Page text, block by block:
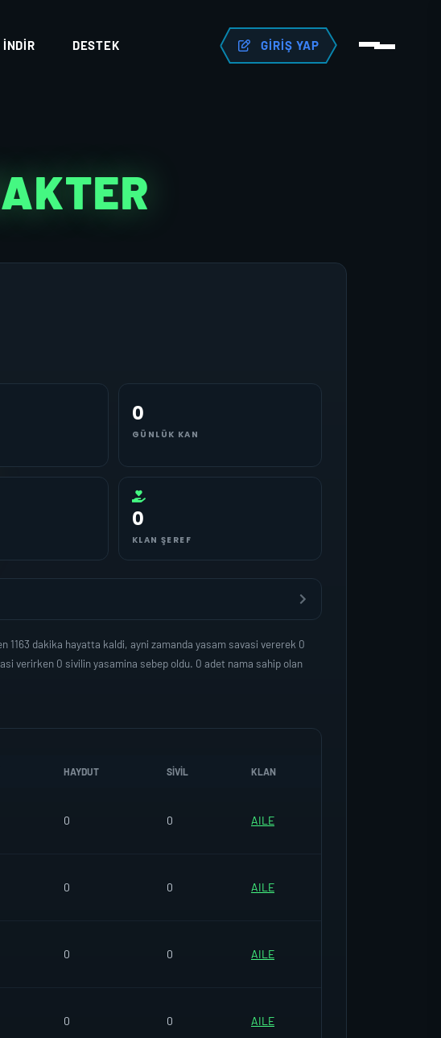
İNDIR DESTEK GIRIŞ YAP
0
GÜNLÜK KAN
0
KLAN ŞEREF
1163 dakika hayatta kaldi, ayni zamanda yasam savasi vererek 0
verirken 0 sivilin yasamina sebep oldu. 0 adet nama sahip olan
HAYDUT SIVIL KLAN
0 0 AILE
0 0 AILE
0 0 AILE
0 0 AILE